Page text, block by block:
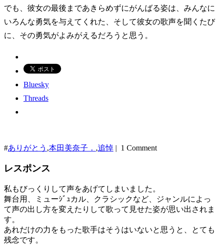
でも、彼女の最後まであきらめずにがんばる姿は、みんなに
いろんな勇気を与えてくれた、そして彼女の歌声を聞くたび
に、その勇気がよみがえるだろうと思う。
Bluesky
Threads
#ありがとう ,本田美奈子． ,追悼 | 1 Comment
レスポンス
私もびっくりして声をあげてしまいました。
舞台用、ミューｼﾞｭカル、クラシックなど、ジャンルによっ
て声の出し方を変えたりして歌って見せた姿が思い出されま
す。
あれだけの力をもった歌手はそうはいないと思うと、とても
残念です。